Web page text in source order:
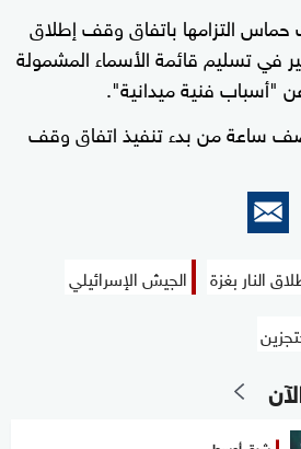
التزامها باتفاق وقف إطلاق
في تسليم قائمة الأسماء المشمولة
"أسباب فنية ميدانية".
ساعة من بدء تنفيذ اتفاق وقف
النار بغزة
الجيش الإسرائيلي